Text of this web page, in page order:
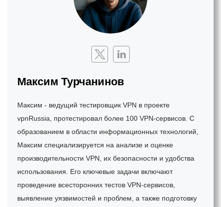
Максим Турчанинов
Максим - ведущий тестировщик VPN в проекте
vpnRussia, протестировал более 100 VPN-сервисов. С
образованием в области информационных технологий,
Максим специализируется на анализе и оценке
производительности VPN, их безопасности и удобства
использования. Его ключевые задачи включают
проведение всесторонних тестов VPN-сервисов,
выявление уязвимостей и проблем, а также подготовку